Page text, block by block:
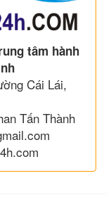
tâm hành
Cái Lái,
Tấn Thành